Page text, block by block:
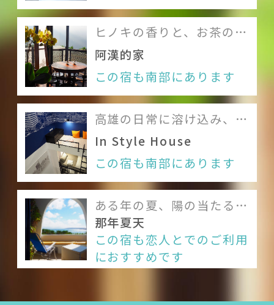
言語を選ぶ： 中文 English 日本語
Dear b&bについて
メンバー
利用規約
Like us on Facebook
Follow us on Instagram
ヒノキの香りと、お茶の甘
味に酔いしれる場所
阿漢的家
この宿も南部にあります
高雄の日常に溶け込み、そ
の生活を肌で感じる
In Style House
この宿も南部にあります
ある年の夏、陽の当たる海
岸で純白の休日に出会う
那年夏天
この宿も恋人とでのご利用
におすすめです